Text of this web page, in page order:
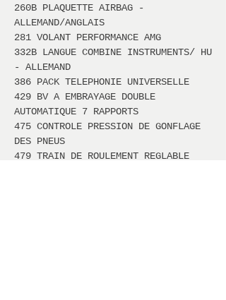
260B PLAQUETTE AIRBAG -
ALLEMAND/ANGLAIS
281 VOLANT PERFORMANCE AMG
332B LANGUE COMBINE INSTRUMENTS/ HU
- ALLEMAND
386 PACK TELEPHONIE UNIVERSELLE
429 BV A EMBRAYAGE DOUBLE
AUTOMATIQUE 7 RAPPORTS
475 CONTROLE PRESSION DE GONFLAGE
DES PNEUS
479 TRAIN DE ROULEMENT REGLABLE